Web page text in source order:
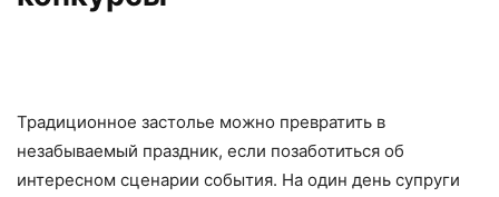
Традиционное застолье можно превратить в
незабываемый праздник, если позаботиться об
интересном сценарии события. На один день супруги